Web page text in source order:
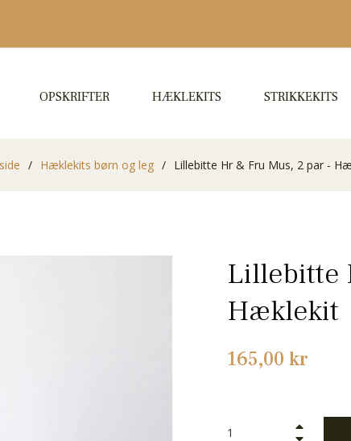
OPSKRIFTER HÆKLEKITS STRIKKEKITS
/ Hæklekits børn og leg / Lillebitte Hr & Fru Mus, 2 par -
Lillebitte
Hæklekit
Normalpris
165,00 kr